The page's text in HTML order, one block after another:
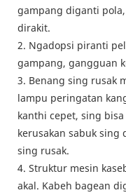
gampang diganti
dirakit.
2. Ngadopsi piranti
gampang, gangguan
3. Benang sing rusak
lampu peringatan
kanthi cepet, sing
kerusakan sabuk sing
sing rusak.
4. Struktur mesin
akal. Kabeh bagean